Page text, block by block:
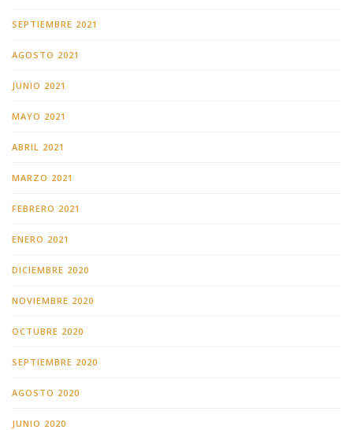
SEPTIEMBRE 2021
AGOSTO 2021
JUNIO 2021
MAYO 2021
ABRIL 2021
MARZO 2021
FEBRERO 2021
ENERO 2021
DICIEMBRE 2020
NOVIEMBRE 2020
OCTUBRE 2020
SEPTIEMBRE 2020
AGOSTO 2020
JUNIO 2020